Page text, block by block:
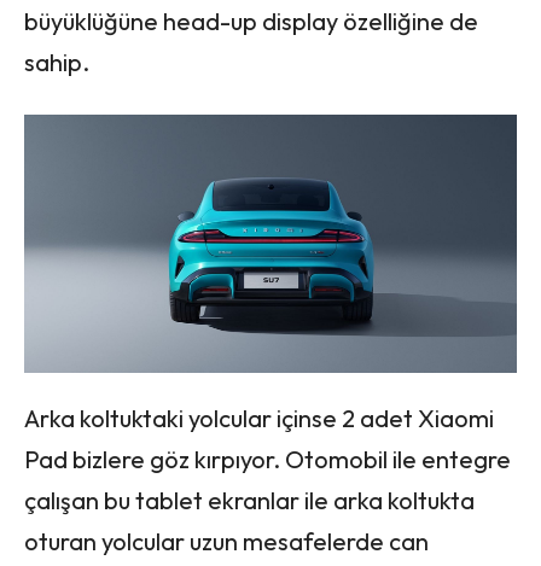
büyüklüğüne head-up display özelliğine de
sahip.
Arka koltuktaki yolcular içinse 2 adet Xiaomi
Pad bizlere göz kırpıyor. Otomobil ile entegre
çalışan bu tablet ekranlar ile arka koltukta
oturan yolcular uzun mesafelerde can